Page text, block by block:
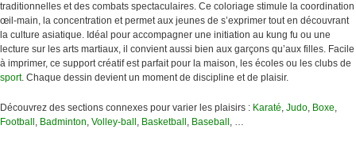
traditionnelles et des combats spectaculaires. Ce coloriage stimule la coordination
œil-main, la concentration et permet aux jeunes de s’exprimer tout en découvrant
la culture asiatique. Idéal pour accompagner une initiation au kung fu ou une
lecture sur les arts martiaux, il convient aussi bien aux garçons qu’aux filles. Facile
à imprimer, ce support créatif est parfait pour la maison, les écoles ou les clubs de
sport. Chaque dessin devient un moment de discipline et de plaisir.
Découvrez des sections connexes pour varier les plaisirs : Karaté, Judo, Boxe,
Football , Badminton, Volley-ball , Basketball , Baseball , …